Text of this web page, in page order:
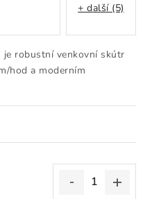
je robustní venkovní skútr
hod a moderním
+ další (5)